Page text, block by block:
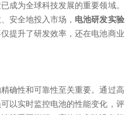
成为全球科技发展的重要领域。
安全地投入市场， 电池研发实验
提升了研发效率，还在电池商业
性和可靠性至关重要。通过高
以实时监控电池的性能变化，评